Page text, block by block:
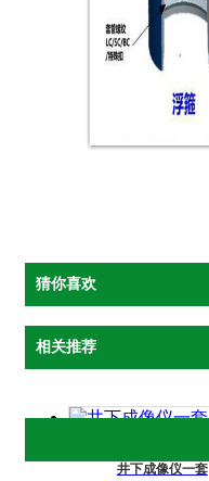
猜你喜欢
相关推荐
井下成像仪一套